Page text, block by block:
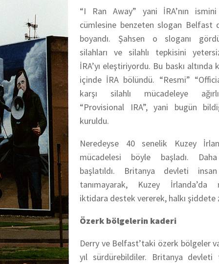
“I Ran Away” yani İRA’nın ismini
cümlesine benzeten slogan Belfast
boyandı. Şahsen o sloganı
silahları ve silahlı tepkisini
İRA’yı eleştiriyordu. Bu baskı altında
içinde İRA bölündü. “Resmi”
karşı silahlı mücadeleye
“Provisional IRA”, yani bugün
kuruldu.
Neredeyse 40 senelik Kuzey
mücadelesi böyle başladı.
başlatıldı. Britanya devleti insan
tanımayarak, Kuzey İrlanda’da
iktidara destek vererek, halkı şiddete
Özerk bölgelerin kaderi
Derry ve Belfast’taki özerk bölgeler
yıl sürdürebildiler. Britanya devleti